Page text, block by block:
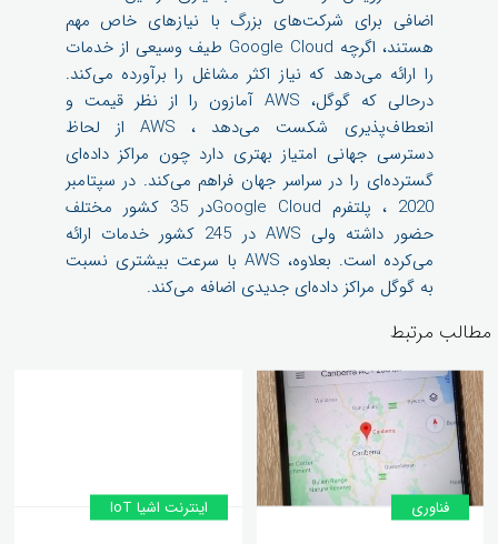
اضافی برای شرکت‌های بزرگ با نیازهای خاص مهم
هستند، اگرچه Google Cloud طیف وسیعی از خدمات
را ارائه می‌دهد که نیاز اکثر مشاغل را برآورده می‌کند.
درحالی که گوگل، AWS آمازون را از نظر قیمت و
انعطاف‌پذیری شکست می‌دهد ، AWS از لحاظ
دسترسی جهانی امتیاز بهتری دارد چون مراکز داده‌ای
گسترده‌ای را در سراسر جهان فراهم می‌کند. در سپتامبر
2020 ، پلتفرم Google Cloudدر 35 کشور مختلف
حضور داشته ولی AWS در 245 کشور خدمات ارائه
می‌کرده است. بعلاوه، AWS با سرعت بیشتری نسبت
به گوگل مراکز داده‌ای جدیدی اضافه می‌کند.
مطالب مرتبط
فناوری اینترنت اشیا IoT